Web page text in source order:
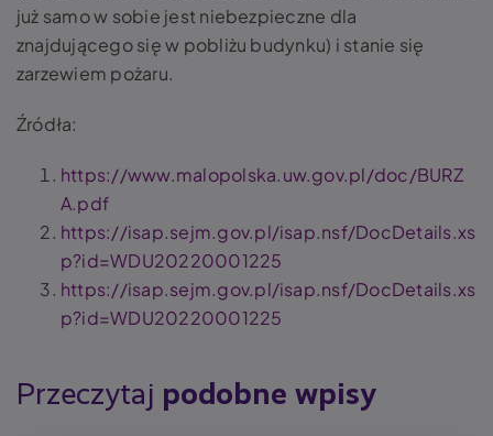
już samo w sobie jest niebezpieczne dla
znajdującego się w pobliżu budynku) i stanie się
zarzewiem pożaru.
Źródła:
https://www.malopolska.uw.gov.pl/doc/BURZ
A.pdf
https://isap.sejm.gov.pl/isap.nsf/DocDetails.xs
p?id=WDU20220001225
https://isap.sejm.gov.pl/isap.nsf/DocDetails.xs
p?id=WDU20220001225
Przeczytaj podobne wpisy